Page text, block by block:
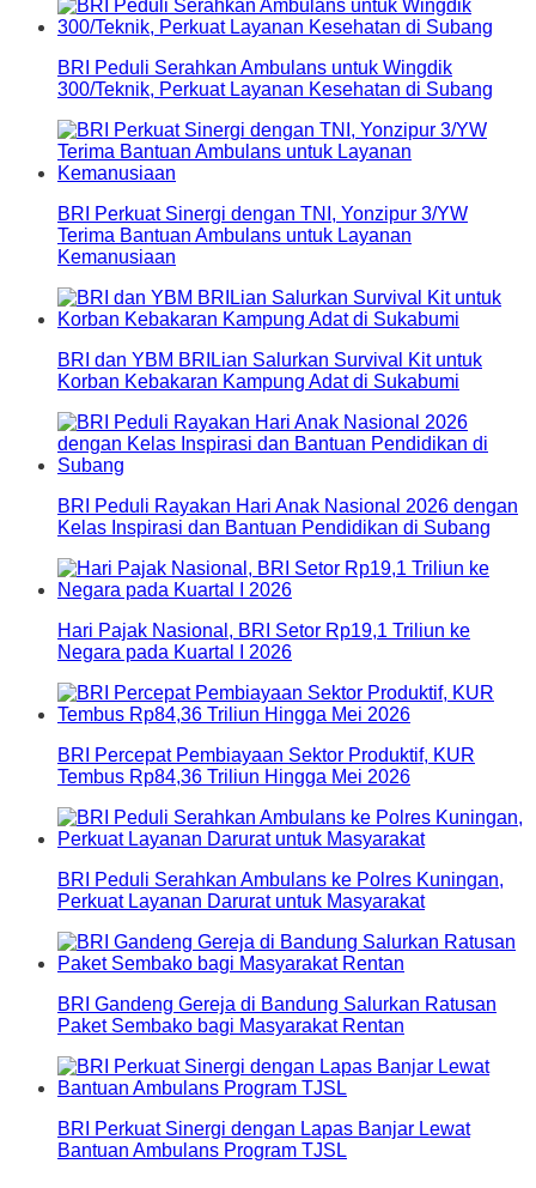
BRI Peduli Serahkan Ambulans untuk Wingdik
300/Teknik, Perkuat Layanan Kesehatan di Subang
BRI Perkuat Sinergi dengan TNI, Yonzipur 3/YW
Terima Bantuan Ambulans untuk Layanan
Kemanusiaan
BRI dan YBM BRILian Salurkan Survival Kit untuk
Korban Kebakaran Kampung Adat di Sukabumi
BRI Peduli Rayakan Hari Anak Nasional 2026 dengan
Kelas Inspirasi dan Bantuan Pendidikan di Subang
Hari Pajak Nasional, BRI Setor Rp19,1 Triliun ke
Negara pada Kuartal I 2026
BRI Percepat Pembiayaan Sektor Produktif, KUR
Tembus Rp84,36 Triliun Hingga Mei 2026
BRI Peduli Serahkan Ambulans ke Polres Kuningan,
Perkuat Layanan Darurat untuk Masyarakat
BRI Gandeng Gereja di Bandung Salurkan Ratusan
Paket Sembako bagi Masyarakat Rentan
BRI Perkuat Sinergi dengan Lapas Banjar Lewat
Bantuan Ambulans Program TJSL